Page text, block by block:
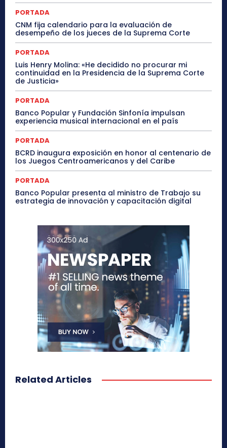
PORTADA
CNM fija calendario para la evaluación de
desempeño de los jueces de la Suprema Corte
PORTADA
Luis Henry Molina: «He decidido no procurar mi
continuidad en la Presidencia de la Suprema Corte
de Justicia»
PORTADA
Banco Popular y Fundación Sinfonía impulsan
experiencia musical internacional en el país
PORTADA
BCRD inaugura exposición en honor al centenario de
los Juegos Centroamericanos y del Caribe
PORTADA
Banco Popular presenta al ministro de Trabajo su
estrategia de innovación y capacitación digital
Related Articles